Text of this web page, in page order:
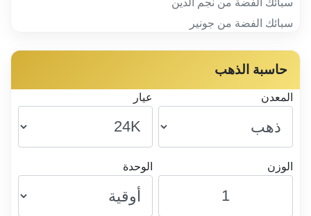
سبائك الفضة من نجم الدين
سبائك الفضة من جونير
حاسبة الذهب
المعدن عيار
الوزن الوحدة